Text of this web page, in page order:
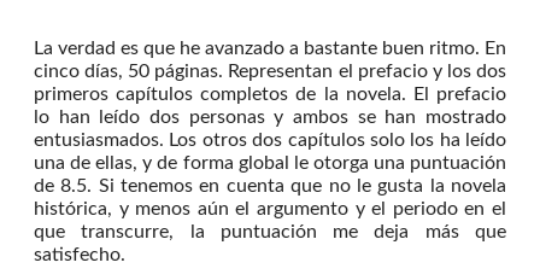
La verdad es que he avanzado a bastante buen ritmo. En
cinco días, 50 páginas. Representan el prefacio y los dos
primeros capítulos completos de la novela. El prefacio
lo han leído dos personas y ambos se han mostrado
entusiasmados. Los otros dos capítulos solo los ha leído
una de ellas, y de forma global le otorga una puntuación
de 8.5. Si tenemos en cuenta que no le gusta la novela
histórica, y menos aún el argumento y el periodo en el
que transcurre, la puntuación me deja más que
satisfecho.